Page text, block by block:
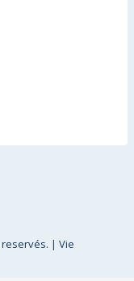
reservés. |Vie